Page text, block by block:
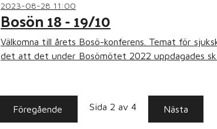
2023-08-28 11:00
Bosön 18 - 19/10
Välkomna till årets Bosö-konferens. Temat för
det att det under Bosömötet 2022 uppdagades
Föregående Sida 2 av 4 Nästa